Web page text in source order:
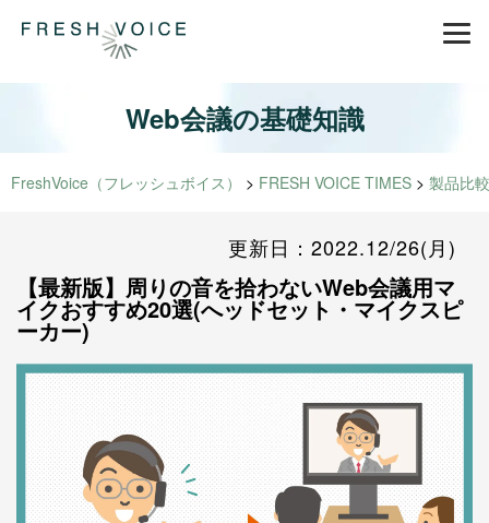
Web会議の基礎知識
FreshVoice（フレッシュボイス） > FRESH VOICE TIMES > 製品比較
更新日：2022.12/26(月)
【最新版】周りの音を拾わないWeb会議用マ
イクおすすめ20選(へッドセット・マイクスピ
ーカー)